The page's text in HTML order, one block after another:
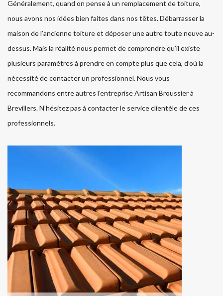
Généralement, quand on pense à un remplacement de toiture,
nous avons nos idées bien faites dans nos têtes. Débarrasser la
maison de l’ancienne toiture et déposer une autre toute neuve au-
dessus. Mais la réalité nous permet de comprendre qu’il existe
plusieurs paramètres à prendre en compte plus que cela, d’où la
nécessité de contacter un professionnel. Nous vous
recommandons entre autres l’entreprise Artisan Broussier à
Brevillers. N’hésitez pas à contacter le service clientèle de ces
professionnels.